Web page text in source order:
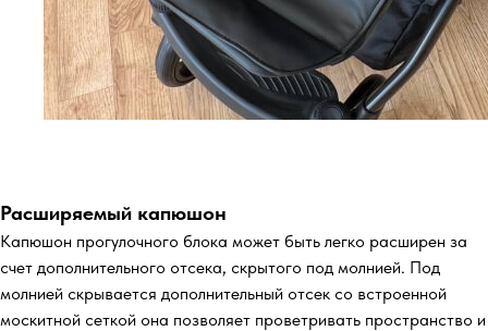
Расширяемый капюшон
Капюшон прогулочного блока может быть легко расширен за
счет дополнительного отсека, скрытого под молнией. Под
молнией скрывается дополнительный отсек со встроенной
москитной сеткой она позволяет проветривать пространство и